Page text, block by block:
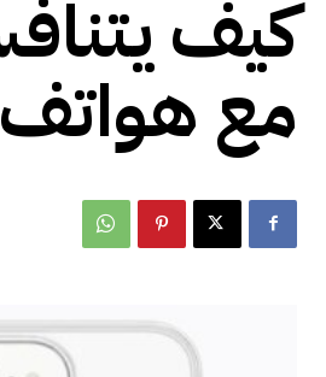
مع هواتف Apple باهظة الثمن